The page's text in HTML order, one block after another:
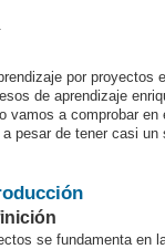
por proyectos
de aprendizaje
vamos a comprobar en
a pesar de tener casi un
se fundamenta